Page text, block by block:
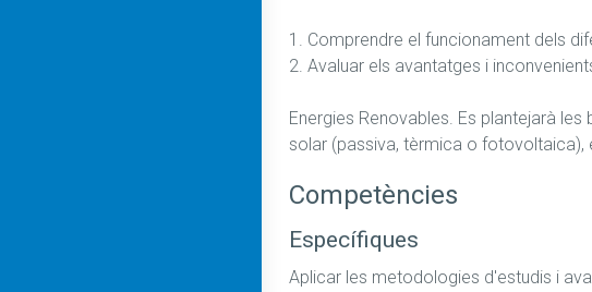
1. Comprendre el funcionament dels
2. Avaluar els avantatges i
Energies Renovables. Es plantejarà
solar (passiva, tèrmica o fotovoltaica),
Competències
Específiques
Aplicar les metodologies d'estudis i